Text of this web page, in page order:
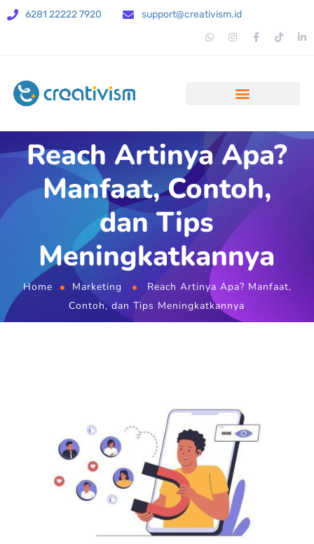
6281 22222 7920 support@creativism.id
Reach Artinya Apa?
Manfaat, Contoh,
dan Tips
Meningkatkannya
Home Marketing
Reach Artinya Apa? Manfaat,
Contoh, dan Tips Meningkatkannya